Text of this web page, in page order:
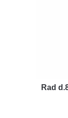
Rad